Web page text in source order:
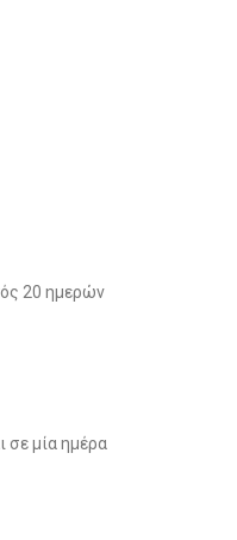
20 ημερών
σε μία ημέρα